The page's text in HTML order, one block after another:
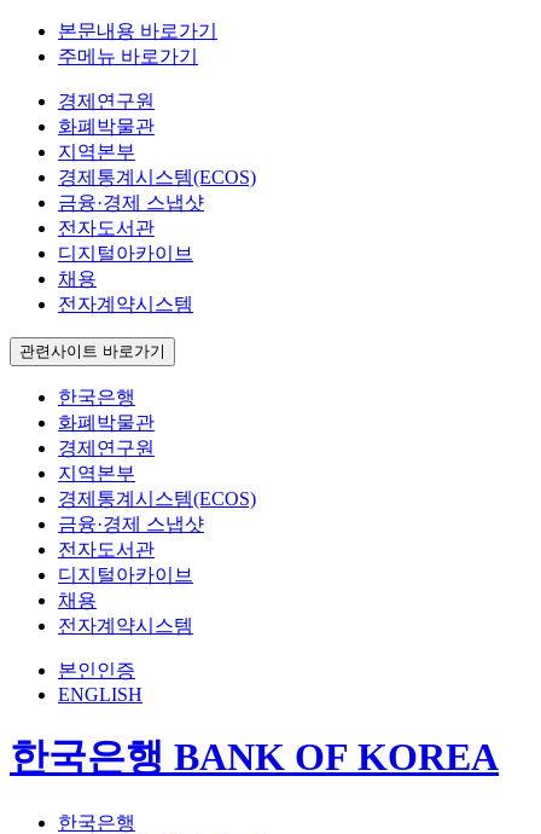
본문내용 바로가기
주메뉴 바로가기
경제연구원
화폐박물관
지역본부
경제통계시스템(ECOS)
금융·경제 스냅샷
전자도서관
디지털아카이브
채용
전자계약시스템
관련사이트 바로가기
한국은행
화폐박물관
경제연구원
지역본부
경제통계시스템(ECOS)
금융·경제 스냅샷
전자도서관
디지털아카이브
채용
전자계약시스템
본인인증
ENGLISH
한국은행 BANK OF KOREA
한국은행